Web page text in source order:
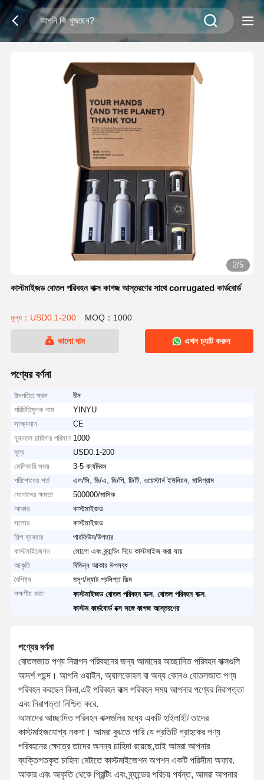
2/5
কাস্টমাইজড বোতল পরিবহন বাক্স কাগজ আস্তরণের সাথে corrugated কার্ডবোর্ড
মূল্য：USD0.1-200 MOQ：1000
ভালো দাম এখন চ্যাট করুন
পণ্যের বর্ণনা
উৎপত্তি স্থল
চীন
পরিচিতিমুলক নাম
YINYU
সাক্ষ্যদান
CE
ন্যূনতম চাহিদার পরিমাণ 1000
মূল্য
USD0.1-200
ডেলিভারি সময়
3-5 কার্যদিবস
পরিশোধের শর্ত
এল/সি, ডি/এ, ডি/পি, টি/টি, ওয়েস্টার্ন ইউনিয়ন, মানিগ্রাম
যোগানের ক্ষমতা
500000/মাসিক
আকার
কাস্টমাইজড
সলোর
কাস্টমাইজড
শিল্প ব্যবহার
পারফিউম/উপহার
কাস্টমাইজেশন
লোগো এবং ব্র্যান্ডিং দিয়ে কাস্টমাইজ করা যায়
আকৃতি
বিভিন্ন আকার উপলব্ধ
বৈশিষ্ট্য
মসৃণ/ম্যাট প্রলিপ্ত ফিল্ম
লক্ষণীয় করা:
কাস্টমাইজড বোতল পরিবহন বাক্স,বোতল পরিবহন বাক্স,
কাস্টম কার্ডবোর্ড বক্স সঙ্গে কাগজ আস্তরণের
পণ্যের বর্ণনা
বোতলজাত পণ্য নিরাপদ পরিবহনের জন্য আমাদের আচ্ছাদিত পরিবহন বাক্সগুলি
আদর্শ পছন্দ। আপনি ওয়াইন, অ্যালকোহল বা অন্য কোনও বোতলজাত পণ্য
পরিবহন করছেন কিনা,এই পরিবহন বাক্স পরিবহন সময় আপনার পণ্যের নিরাপত্তা
এবং নিরাপত্তা নিশ্চিত করে.
আমাদের আচ্ছাদিত পরিবহন বাক্সগুলির মধ্যে একটি হাইলাইট তাদের
কাস্টমাইজযোগ্য নকশা। আমরা বুঝতে পারি যে প্রতিটি গ্রাহকের পণ্য
পরিবহনের ক্ষেত্রে তাদের অনন্য চাহিদা রয়েছে,তাই আমরা আপনার
ব্যক্তিগতকৃত চাহিদা মেটাতে কাস্টমাইজেশন অপশন একটি পরিসীমা অফার.
আকার এবং আকৃতি থেকে প্রিন্টিং এবং ব্র্যান্ডের পরিচয় পর্যন্ত, আমরা আপনার